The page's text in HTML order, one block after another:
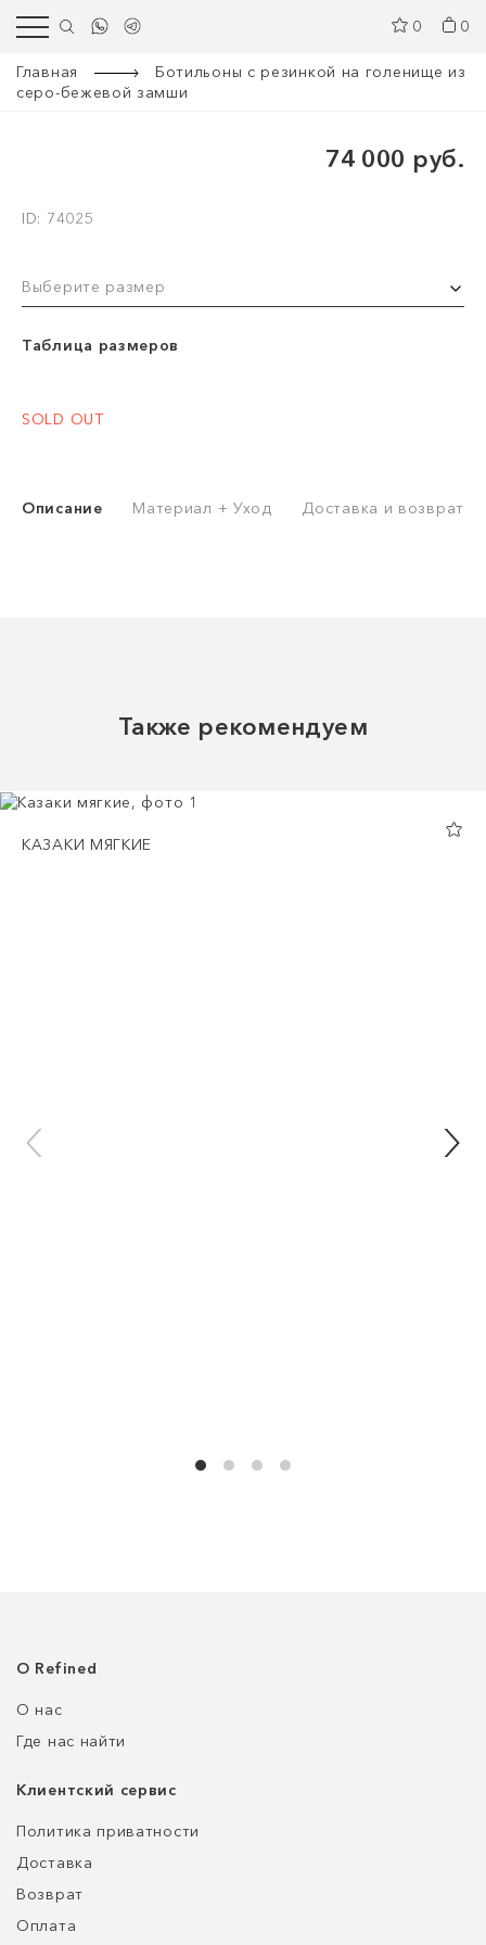
0 0
Главная
Ботильоны с резинкой на голенище из
серо-бежевой замши
74 000 руб.
ID: 74025
Выберите размер
Таблица размеров
SOLD OUT
Описание Материал + Уход Доставка и возврат
Также рекомендуем
КАЗАКИ МЯГКИЕ
О Refined
О нас
Где нас найти
Клиентский сервис
Политика приватности
Доставка
Возврат
Оплата